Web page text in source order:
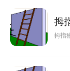
拇
拇指